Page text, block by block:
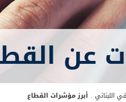
عن
اللبناني أبرز مؤشرات القطاع